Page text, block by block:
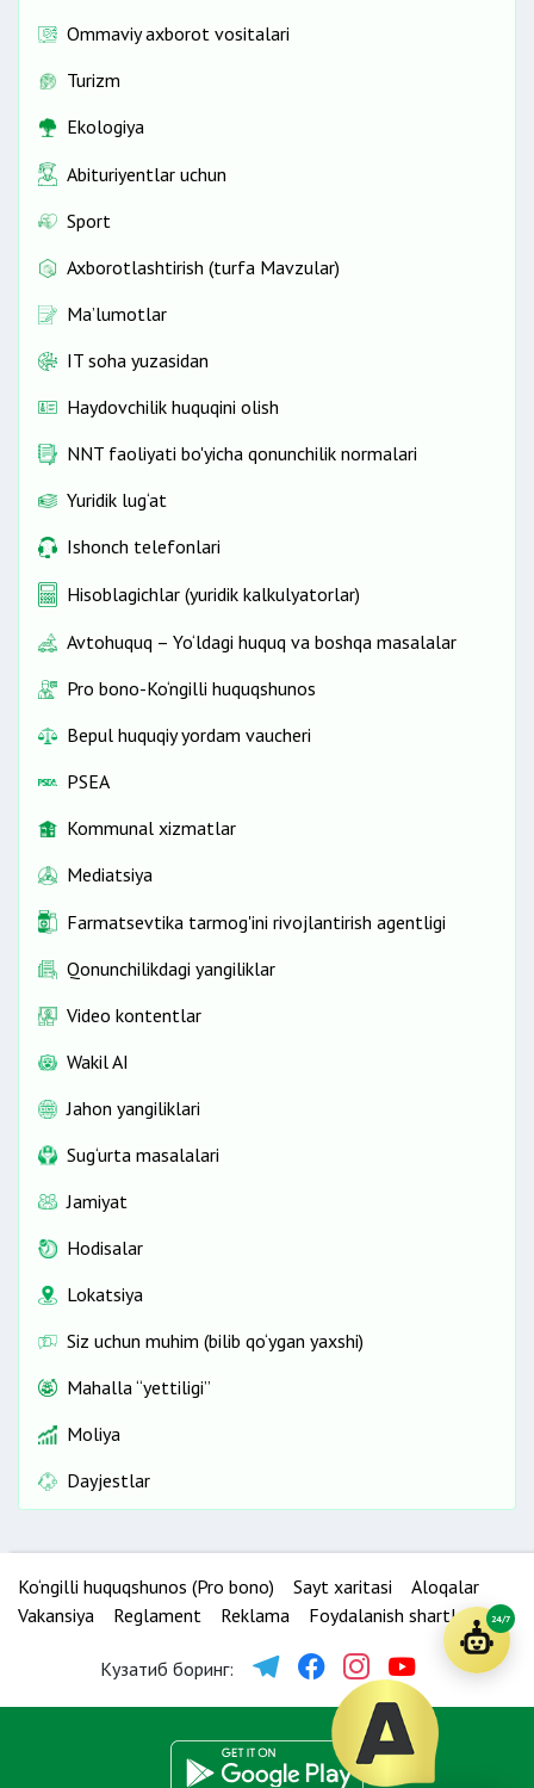
Ommaviy axborot vositalari
Turizm
Ekologiya
Abituriyentlar uchun
Sport
Axborotlashtirish (turfa Mavzular)
Ma’lumotlar
IT soha yuzasidan
Haydovchilik huquqini olish
NNT faoliyati bo'yicha qonunchilik normalari
Yuridik lug‘at
Ishonch telefonlari
Hisoblagichlar (yuridik kalkulyatorlar)
Avtohuquq – Yo‘ldagi huquq va boshqa masalalar
Pro bono-Ko‘ngilli huquqshunos
Bepul huquqiy yordam vaucheri
PSEA
Kommunal xizmatlar
Mediatsiya
Farmatsevtika tarmog'ini rivojlantirish agentligi
Qonunchilikdagi yangiliklar
Video kontentlar
Wakil AI
Jahon yangiliklari
Sug‘urta masalalari
Jamiyat
Hodisalar
Lokatsiya
Siz uchun muhim (bilib qo‘ygan yaxshi)
Mahalla “yettiligi”
Moliya
Dayjestlar
Ko‘ngilli huquqshunos (Pro bono) Sayt xaritasi
Aloqalar
Vakansiya
Reglament Reklama Foydalanish shartlari
Кузатиб боринг:
24/7